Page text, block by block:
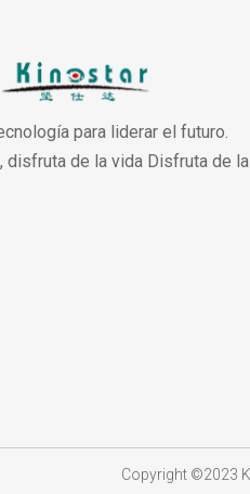
para liderar el futuro.
disfruta de la vida Disfruta de la
Copyright ©2023